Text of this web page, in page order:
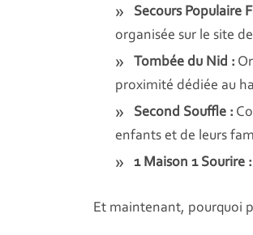
Secours Populaire
organisée sur le site
Tombée du Nid :
proximité dédiée au
Second Souffle :
enfants et de leurs
1 Maison 1 Sourire :
Et maintenant, pourquoi